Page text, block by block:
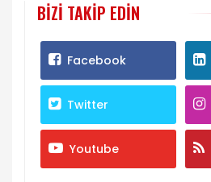
BIZI TAKIP EDIN
Facebook
Twitter
Youtube